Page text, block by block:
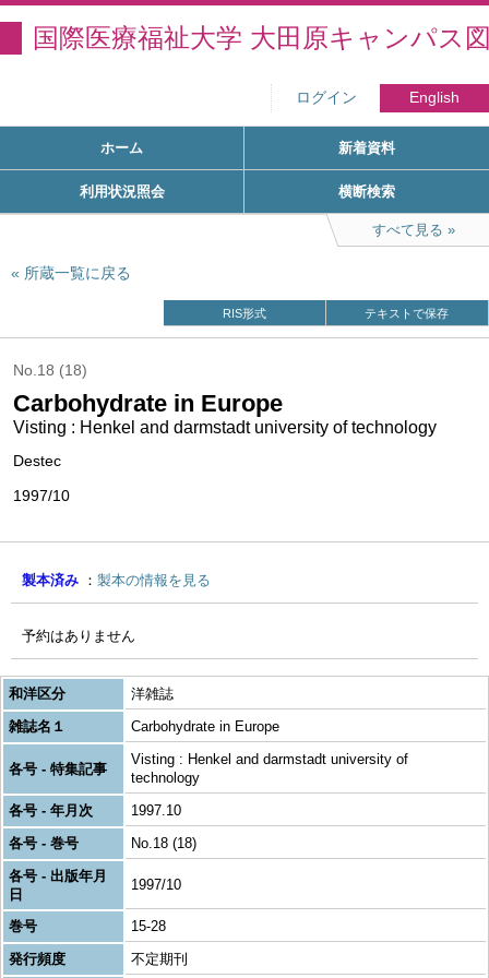
国際医療福祉大学 大田原キャンパス
ログイン English
ホーム 新着資料
利用状況照会 横断検索
すべて見る
所蔵一覧に戻る
RIS形式 テキストで保存
No.18 (18)
Carbohydrate in Europe
Visting : Henkel and darmstadt university of technology
Destec
1997/10
製本済み 製本の情報を見る
予約はありません
和洋区分
洋雑誌
雑誌名１
Carbohydrate in Europe
各号 - 特集記事
Visting : Henkel and darmstadt university of
technology
各号 - 年月次
1997.10
各号 - 巻号
No.18 (18)
各号 - 出版年月
日
1997/10
巻号
15-28
発行頻度
不定期刊